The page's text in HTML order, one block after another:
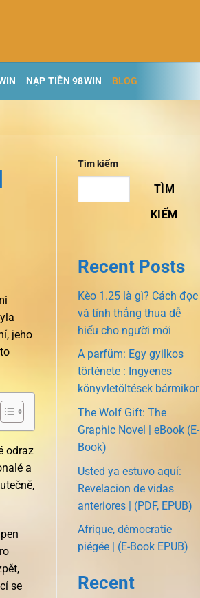
NẠP TIỀN 98WIN BLOG
jeho
odraz
a
se
Tìm kiếm
TÌM
KIẾM
Recent Posts
Kèo 1.25 là gì? Cách đọc
và tính thắng thua dễ
hiểu cho người mới
A parfüm: Egy gyilkos
története : Ingyenes
könyvletöltések bármikor
The Wolf Gift: The
Graphic Novel | eBook (E-
Book)
Usted ya estuvo aquí:
Revelacion de vidas
anteriores | (PDF, EPUB)
Afrique, démocratie
piégée | (E-Book EPUB)
Recent